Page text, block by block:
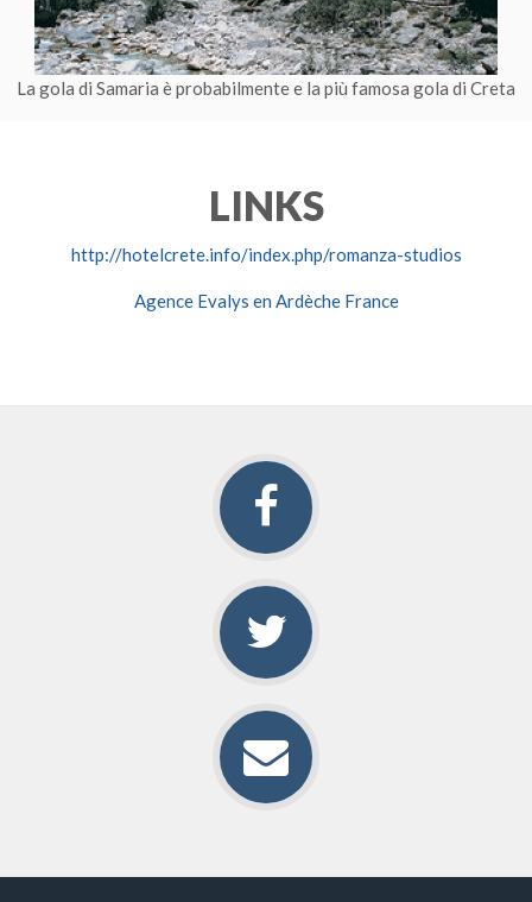
La gola di Samaria è probabilmente e la più famosa gola di Creta
LINKS
http://hotelcrete.info/index.php/romanza-studios
Agence Evalys en Ardèche France